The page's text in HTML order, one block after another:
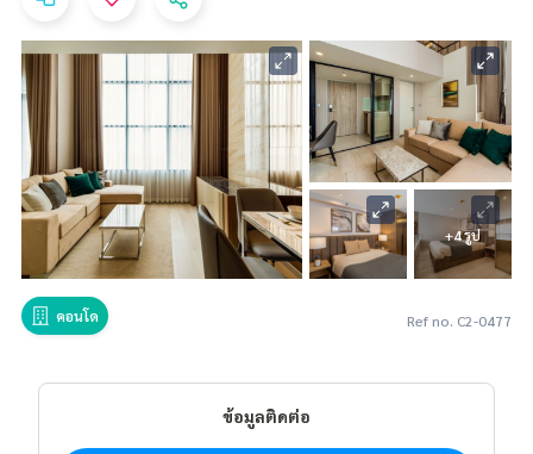
+4 รูป
คอนโด Ref no. C2-0477
ข้อมูลติดต่อ